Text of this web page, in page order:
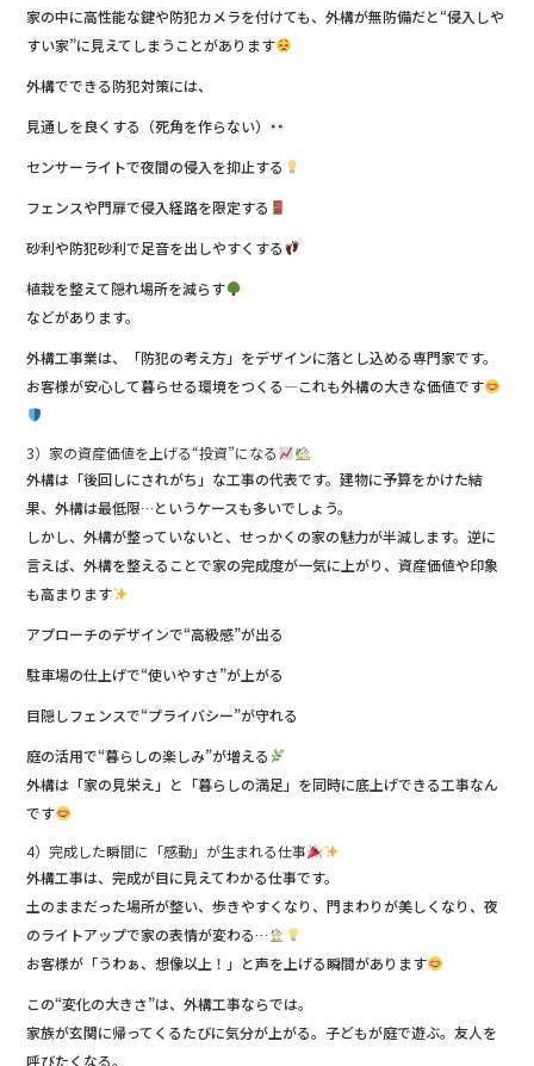
家の中に高性能な鍵や防犯カメラを付けても、外構が無防備だと“侵入しや
すい家”に見えてしまうことがあります
外構でできる防犯対策には、
見通しを良くする（死角を作らない）
センサーライトで夜間の侵入を抑止する
フェンスや門扉で侵入経路を限定する
砂利や防犯砂利で足音を出しやすくする
植栽を整えて隠れ場所を減らす
などがあります。
外構工事業は、「防犯の考え方」をデザインに落とし込める専門家です。
お客様が安心して暮らせる環境をつくる—これも外構の大きな価値です
3）家の資産価値を上げる“投資”になる
外構は「後回しにされがち」な工事の代表です。建物に予算をかけた結
果、外構は最低限…というケースも多いでしょう。
しかし、外構が整っていないと、せっかくの家の魅力が半減します。逆に
言えば、外構を整えることで家の完成度が一気に上がり、資産価値や印象
も高まります
アプローチのデザインで“高級感”が出る
駐車場の仕上げで“使いやすさ”が上がる
目隠しフェンスで“プライバシー”が守れる
庭の活用で“暮らしの楽しみ”が増える
外構は「家の見栄え」と「暮らしの満足」を同時に底上げできる工事なん
です
4）完成した瞬間に「感動」が生まれる仕事
外構工事は、完成が目に見えてわかる仕事です。
土のままだった場所が整い、歩きやすくなり、門まわりが美しくなり、夜
のライトアップで家の表情が変わる…
お客様が「うわぁ、想像以上！」と声を上げる瞬間があります
この“変化の大きさ”は、外構工事ならでは。
家族が玄関に帰ってくるたびに気分が上がる。子どもが庭で遊ぶ。友人を
呼びたくなる。